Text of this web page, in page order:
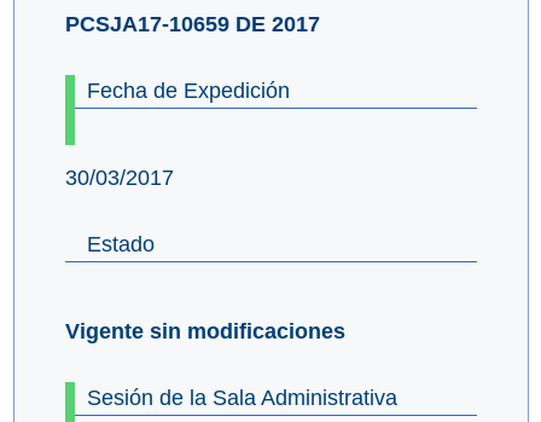
PCSJA17-10659 DE 2017
Fecha de Expedición
30/03/2017
Estado
Vigente sin modificaciones
Sesión de la Sala Administrativa